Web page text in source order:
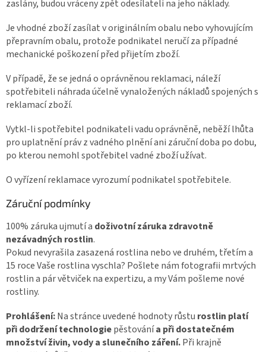
zaslány, budou vráceny zpět odesílateli na jeho náklady.
Je vhodné zboží zasílat v originálním obalu nebo vyhovujícím
přepravním obalu, protože podnikatel neručí za případné
mechanické poškození před přijetím zboží.
V případě, že se jedná o oprávněnou reklamaci, náleží
spotřebiteli náhrada účelně vynaložených nákladů spojených s
reklamací zboží.
Vytkl-li spotřebitel podnikateli vadu oprávněně, neběží lhůta
pro uplatnění práv z vadného plnění ani záruční doba po dobu,
po kterou nemohl spotřebitel vadné zboží užívat.
O vyřízení reklamace vyrozumí podnikatel spotřebitele.
Záruční podmínky
100% záruka ujmutí a doživotní záruka zdravotně
nezávadných rostlin.
Pokud nevyrašila zasazená rostlina nebo ve druhém, třetím a
15 roce Vaše rostlina vyschla? Pošlete nám fotografii mrtvých
rostlin a pár větviček na expertizu, a my Vám pošleme nové
rostliny.
Prohlášení:Na stránce uvedené hodnoty růstu rostlin platí
při dodržení technologiepěstovánía při dostatečném
množství živin, vody a slunečního záření.Při krajně